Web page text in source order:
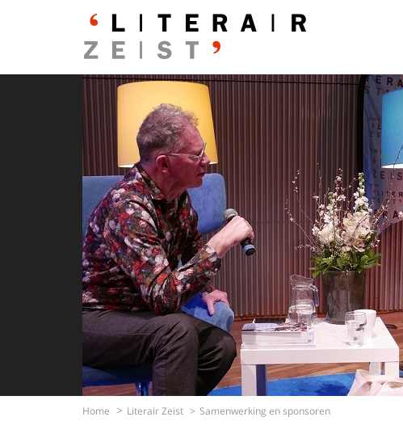
Home Literair Zeist Samenwerking en sponsoren